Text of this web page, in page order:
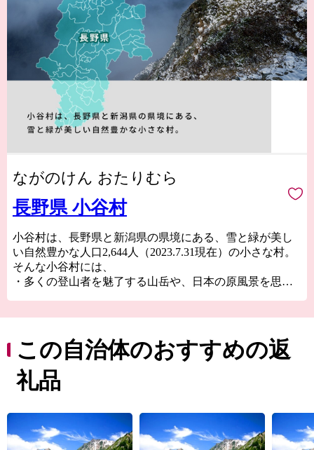
ながのけん おたりむら
長野県 小谷村
小谷村は、長野県と新潟県の県境にある、雪と緑が美し
い自然豊かな人口2,644人（2023.7.31現在）の小さな村。
そんな小谷村には、
・多くの登山者を魅了する山岳や、日本の原風景を思い
・四季それぞれの自然を楽しめる、アウトドアスポット
やアクティビティがあります
・源泉が豊富で、たくさんの名湯秘湯があります
・豊かな大地の恩恵を授かった、美味しい食べ物があり
・この地に根ざす人々の昔ながらの知恵と工夫から生み
出された特産品があります
この自治体のおすすめの返
礼品